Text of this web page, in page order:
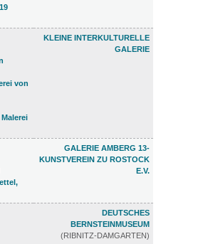
KLEINE INTERKULTURELLE
GALERIE
GALERIE AMBERG 13-
KUNSTVEREIN ZU ROSTOCK
E.V.
DEUTSCHES
BERNSTEINMUSEUM
(RIBNITZ-DAMGARTEN)